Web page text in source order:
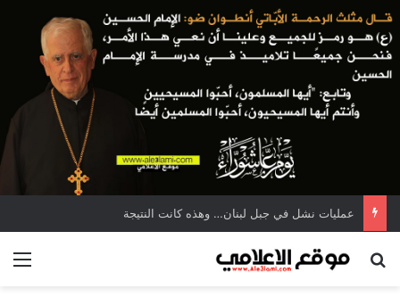
عمليات نشل في جبل لبنان… وهذه كانت النتيجة
بحث عن